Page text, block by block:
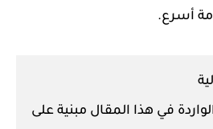
أسرع.
في هذا المقال مبنية على